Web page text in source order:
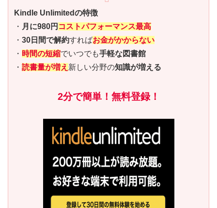
Kindle Unlimitedの特徴
・ 月に980円 コストパフォーマンス最高
・ 30日間で解約すればお金がかからない
・ 時間の短縮でいつでも手軽な図書館
・ 読書量が増え 新しい分野の知識が増える
2分で簡単！無料登録！